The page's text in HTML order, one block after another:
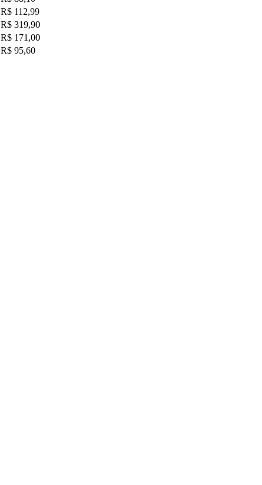
R$ 112,99
R$ 319,90
R$ 171,00
R$ 95,60